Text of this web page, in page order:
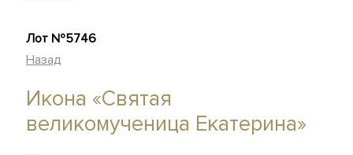
Лот №5746
Назад
Икона «Святая
великомученица Екатерина»